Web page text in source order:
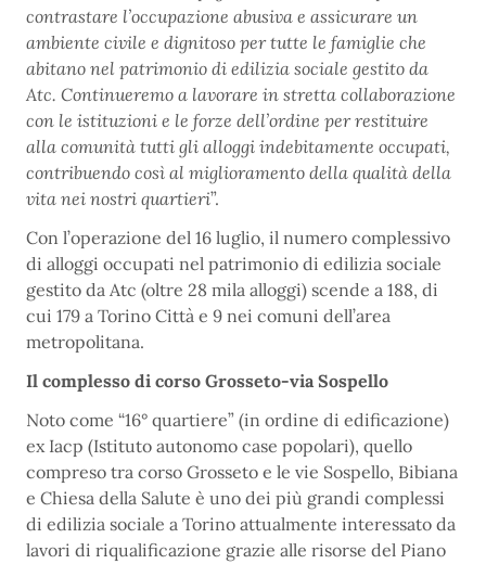
contrastare l’occupazione abusiva e assicurare un
ambiente civile e dignitoso per tutte le famiglie che
abitano nel patrimonio di edilizia sociale gestito da
Atc. Continueremo a lavorare in stretta collaborazione
con le istituzioni e le forze dell’ordine per restituire
alla comunità tutti gli alloggi indebitamente occupati,
contribuendo così al miglioramento della qualità della
vita nei nostri quartieri”.
Con l’operazione del 16 luglio, il numero complessivo
di alloggi occupati nel patrimonio di edilizia sociale
gestito da Atc (oltre 28 mila alloggi) scende a 188, di
cui 179 a Torino Città e 9 nei comuni dell’area
metropolitana.
Il complesso di corso Grosseto-via Sospello
Noto come “16° quartiere” (in ordine di edificazione)
ex Iacp (Istituto autonomo case popolari), quello
compreso tra corso Grosseto e le vie Sospello, Bibiana
e Chiesa della Salute è uno dei più grandi complessi
di edilizia sociale a Torino attualmente interessato da
lavori di riqualificazione grazie alle risorse del Piano